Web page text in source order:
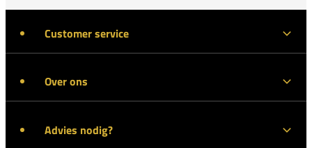
Customer service
Over ons
Advies nodig?